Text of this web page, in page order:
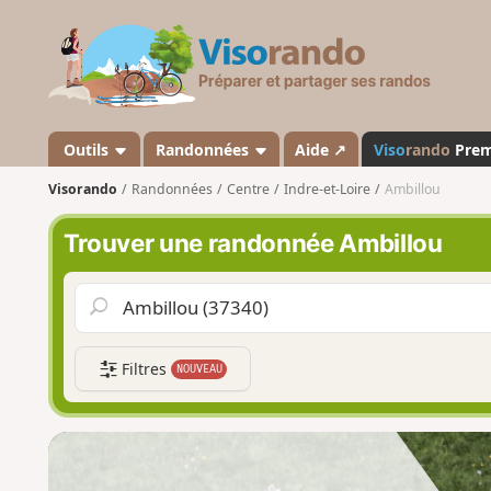
s
a
n
d
o
Outils Randonnées Aide ↗ Visorando
Visorando Randonnées Centre Indre-et-Loire Ambillou
Trouver une randonnée Ambillou
Filtres NOUVEAU